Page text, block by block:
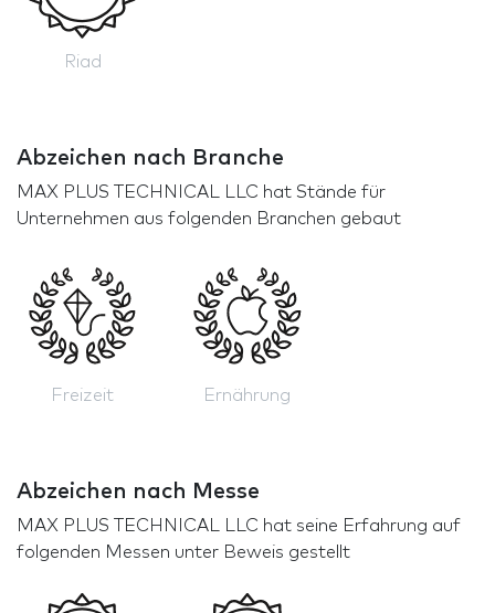
Riad
Abzeichen nach Branche
MAX PLUS TECHNICAL LLC hat Stände für
Unternehmen aus folgenden Branchen gebaut
Freizeit Ernährung
Abzeichen nach Messe
MAX PLUS TECHNICAL LLC hat seine Erfahrung auf
folgenden Messen unter Beweis gestellt